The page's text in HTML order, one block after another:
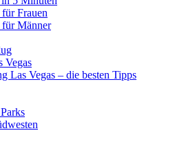
Frauen
Männer
Vegas
Las Vegas – die besten Tipps